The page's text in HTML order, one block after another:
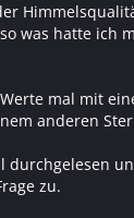
was hatte ich
mal mit
anderen
durchgelesen
zu.